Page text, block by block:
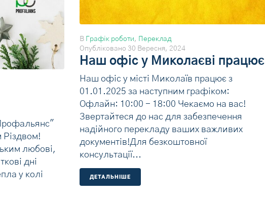
Різдвом!
любові,
дні
у колі
В Графік роботи, Переклад
Опубліковано 30 Вересня, 2024
Наш офіс у Миколаєві працює
Наш офіс у місті Миколаїв працює з
01.01.2025 за наступним графіком:
Офлайн: 10:00 - 18:00 Чекаємо на вас!
Звертайтеся до нас для забезпечення
надійного перекладу ваших важливих
документів!Для безкоштовної
консультації...
ДЕТАЛЬНIШЕ